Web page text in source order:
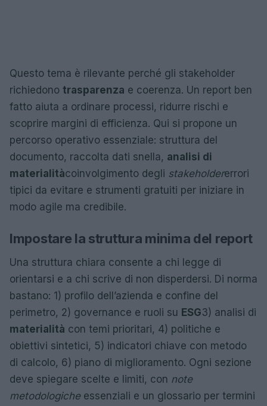
Questo tema è rilevante perché gli stakeholder
richiedono trasparenza e coerenza. Un report ben
fatto aiuta a ordinare processi, ridurre rischi e
scoprire margini di efficienza. Qui si propone un
percorso operativo essenziale: struttura del
documento, raccolta dati snella, analisi di
materialitàcoinvolgimento degli stakeholdererrori
tipici da evitare e strumenti gratuiti per iniziare in
modo agile ma credibile.
Impostare la struttura minima del report
Una struttura chiara consente a chi legge di
orientarsi e a chi scrive di non disperdersi. Di norma
bastano: 1) profilo dell’azienda e confine del
perimetro, 2) governance e ruoli su ESG3) analisi di
materialità con temi prioritari, 4) politiche e
obiettivi sintetici, 5) indicatori chiave con metodo
di calcolo, 6) piano di miglioramento. Ogni sezione
deve spiegare scelte e limiti, con note
metodologicheessenziali e un glossario per termini